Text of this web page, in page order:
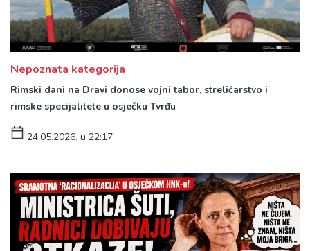
Nepoznata kategorija
Rimski dani na Dravi donose vojni tabor, streličarstvo i
rimske specijalitete u osječku Tvrđu
24.05.2026. u 22:17